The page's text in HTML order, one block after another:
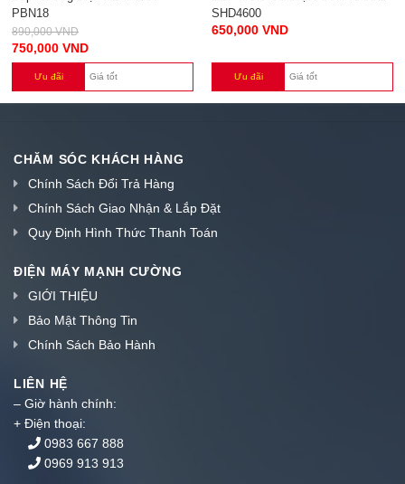
PBN18
890,000VND
750,000 VND
Ưu đãi Giá tốt
SHD4600
650,000 VND
Ưu đãi Giá tốt
CHĂM SÓC KHÁCH HÀNG
Chính Sách Đổi Trả Hàng
Chính Sách Giao Nhận & Lắp Đặt
Quy Định Hình Thức Thanh Toán
ĐIỆN MÁY MẠNH CƯỜNG
GIỚI THIỆU
Bảo Mật Thông Tin
Chính Sách Bảo Hành
LIÊN HỆ
– Giờ hành chính:
+ Điện thoại:
0983 667 888
0969 913 913